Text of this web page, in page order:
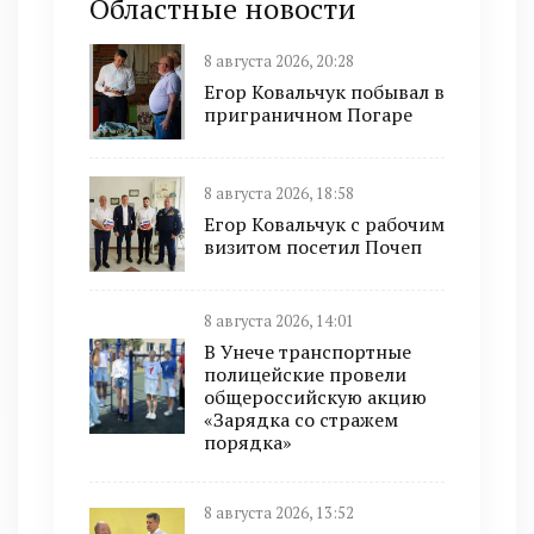
Областные новости
8 августа 2026, 20:28
Егор Ковальчук побывал в
приграничном Погаре
8 августа 2026, 18:58
Егор Ковальчук с рабочим
визитом посетил Почеп
8 августа 2026, 14:01
В Унече транспортные
полицейские провели
общероссийскую акцию
«Зарядка со стражем
порядка»
8 августа 2026, 13:52